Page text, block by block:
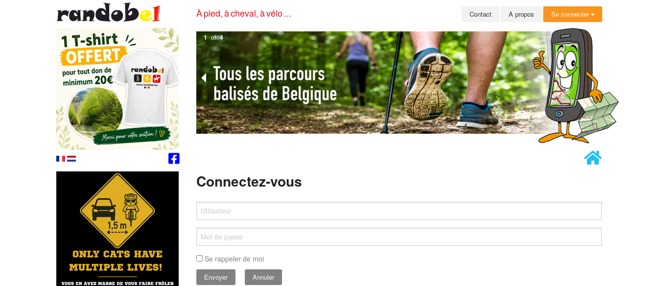
À pied, à cheval, à vélo ... Contact A propos Se connecter
1 of 4
Connectez-vous
Se rappeler de moi
Annuler